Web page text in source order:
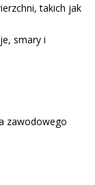
takich jak
smary i
zawodowego